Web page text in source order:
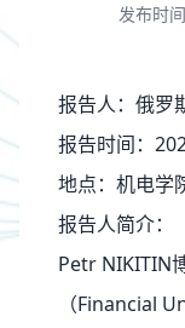
发布时
报告人：俄罗
报告时间：
地点：机电学
报告人简介：
Petr NIKITIN
（Financial